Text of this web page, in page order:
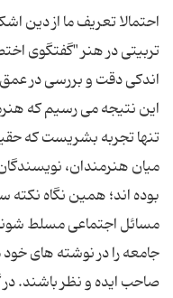
احتمالا تعریف ما از دین
تربیتی در هنر "گفتگوی
اندکی دقت و بررسی در
این نتیجه می رسیم که
تنها تجربه بشریست که
میان هنرمندان،
بوده اند؛ همین نگاه نکته
مسائل اجتماعی مسلط شوند
جامعه را در نوشته های
صاحب ایده و نظر باشند. در